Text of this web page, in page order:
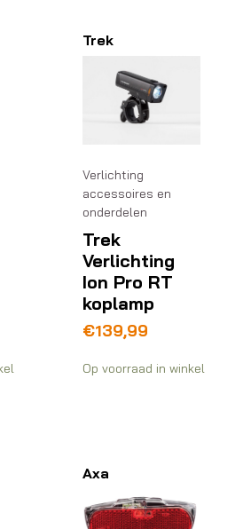
Trek
Verlichting
accessoires en
onderdelen
Trek
Verlichting
Ion Pro RT
koplamp
€139,99
Op voorraad in winkel
Axa